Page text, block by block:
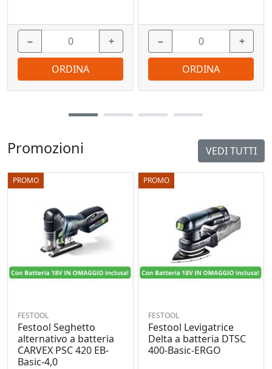
Promozioni VEDI TUTTI
PROMO
FESTOOL
Festool Seghetto
alternativo a batteria
CARVEX PSC 420 EB-
Basic-4,0
PROMO
FESTOOL
Festool Levigatrice
Delta a batteria DTSC
400-Basic-ERGO
− +
ORDINA
− +
ORDINA